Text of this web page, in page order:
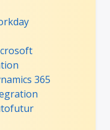
365